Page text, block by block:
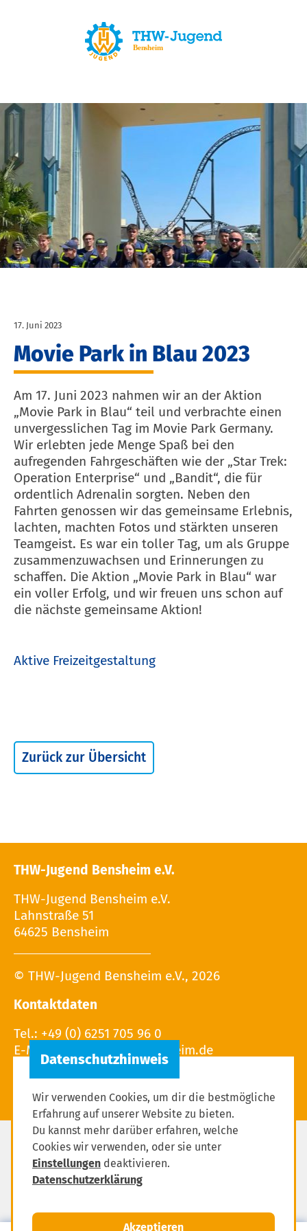
17. Juni 2023
Movie Park in Blau 2023
Am 17. Juni 2023 nahmen wir an der Aktion
„Movie Park in Blau“ teil und verbrachte einen
unvergesslichen Tag im Movie Park Germany.
Wir erlebten jede Menge Spaß bei den
aufregenden Fahrgeschäften wie der „Star Trek:
Operation Enterprise“ und „Bandit“, die für
ordentlich Adrenalin sorgten. Neben den
Fahrten genossen wir das gemeinsame Erlebnis,
lachten, machten Fotos und stärkten unseren
Teamgeist. Es war ein toller Tag, um als Gruppe
zusammenzuwachsen und Erinnerungen zu
schaffen. Die Aktion „Movie Park in Blau“ war
ein voller Erfolg, und wir freuen uns schon auf
die nächste gemeinsame Aktion!
Aktive Freizeitgestaltung
Zurück zur Übersicht
THW-Jugend Bensheim e.V.
THW-Jugend Bensheim e.V.
Lahnstraße 51
64625 Bensheim
© THW-Jugend Bensheim e.V., 2026
Kontaktdaten
Tel.: +49 (0) 6251 705 96 0
E-Mail:
Impressum
Datenschutzerklärung
Wir verwenden Cookies, um dir die bestmögliche
Erfahrung auf unserer Website zu bieten.
Du kannst mehr darüber erfahren, welche
Cookies wir verwenden, oder sie unter
Einstellungen deaktivieren.
Datenschutzerklärung
Akzeptieren